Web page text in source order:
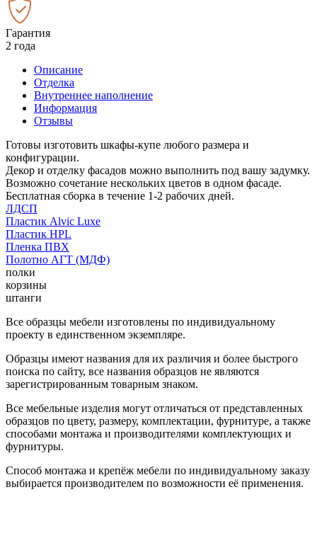
Гарантия
2 года
Описание
Отделка
Внутреннее наполнение
Информация
Отзывы
Готовы изготовить шкафы-купе любого размера и
конфигурации.
Декор и отделку фасадов можно выполнить под вашу задумку.
Возможно сочетание нескольких цветов в одном фасаде.
Бесплатная сборка в течение 1-2 рабочих дней.
ЛДСП
Пластик Alvic Luxe
Пластик HPL
Пленка ПВХ
Полотно АГТ (МДФ)
полки
корзины
штанги
Все образцы мебели изготовлены по индивидуальному
проекту в единственном экземпляре.
Образцы имеют названия для их различия и более быстрого
поиска по сайту, все названия образцов не являются
зарегистрированным товарным знаком.
Все мебельные изделия могут отличаться от представленных
образцов по цвету, размеру, комплектации, фурнитуре, а также
способами монтажа и производителями комплектующих и
фурнитуры.
Способ монтажа и крепёж мебели по индивидуальному заказу
выбирается производителем по возможности её применения.